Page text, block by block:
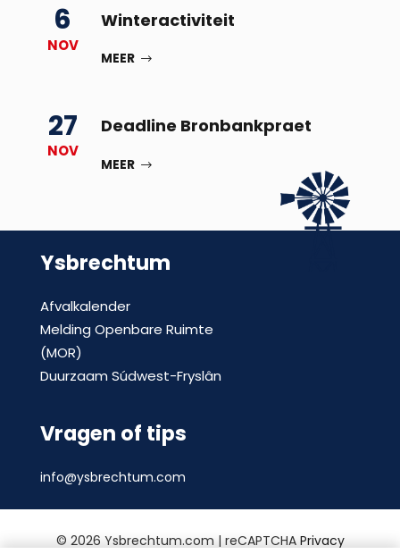
6
NOV
Winteractiviteit
MEER
27
NOV
Deadline Bronbankpraet
MEER
Ysbrechtum
Afvalkalender
Melding Openbare Ruimte
(MOR)
Duurzaam Súdwest-Fryslân
Vragen of tips
info@ysbrechtum.com
© 2026 Ysbrechtum.com | reCAPTCHA Privacy